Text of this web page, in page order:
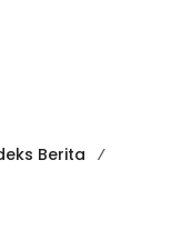
Berita